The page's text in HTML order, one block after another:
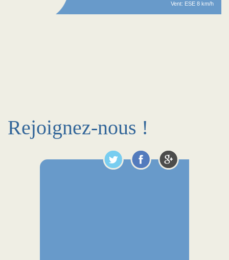
Vent: ESE 8 km/h
Rejoignez-nous !